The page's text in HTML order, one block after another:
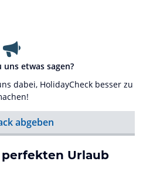
etwas sagen?
dabei, HolidayCheck besser zu
abgeben
Urlaub